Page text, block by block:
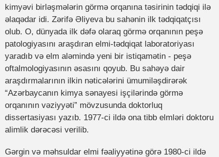
kimyəvi birləşmələrin görmə orqanına təsirinin tədqiqi ilə
əlaqədar idi. Zərifə Əliyeva bu sahənin ilk tədqiqatçısı
olub. O, dünyada ilk dəfə olaraq görmə orqanının peşə
patologiyasını araşdıran elmi-tədqiqat laboratoriyası
yaradıb və elm aləmində yeni bir istiqamətin - peşə
oftalmologiyasının əsasını qoyub. Bu sahəyə dair
araşdırmalarının ilkin nəticələrini ümumiləşdirərək
“Azərbaycanın kimya sənayesi işçilərində görmə
orqanının vəziyyəti” mövzusunda doktorluq
dissertasiyası yazıb. 1977-ci ildə ona tibb elmləri doktoru
alimlik dərəcəsi verilib.
Gərgin və məhsuldar elmi fəaliyyətinə görə 1980-ci ildə